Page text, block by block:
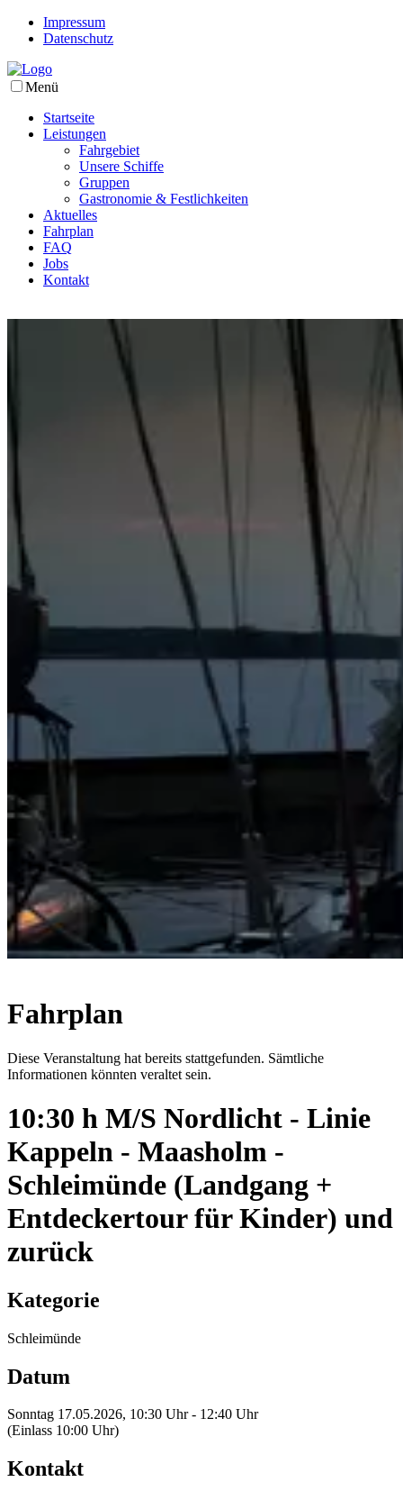
Impressum
Datenschutz
Menü
Startseite
Leistungen
Fahrgebiet
Unsere Schiffe
Gruppen
Gastronomie & Festlichkeiten
Aktuelles
Fahrplan
FAQ
Jobs
Kontakt
Fahrplan
Diese Veranstaltung hat bereits stattgefunden. Sämtliche
Informationen könnten veraltet sein.
10:30 h M/S Nordlicht - Linie
Kappeln - Maasholm -
Schleimünde (Landgang +
Entdeckertour für Kinder) und
zurück
Kategorie
Schleimünde
Datum
Sonntag 17.05.2026, 10:30 Uhr - 12:40 Uhr
(Einlass 10:00 Uhr)
Kontakt